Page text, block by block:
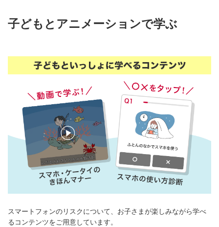
子どもとアニメーションで学ぶ
スマートフォンのリスクについて、お子さまが楽しみながら学べ
るコンテンツをご用意しています。